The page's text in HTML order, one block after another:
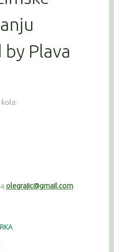
Plava
kola:
olegrajic@gmail.com